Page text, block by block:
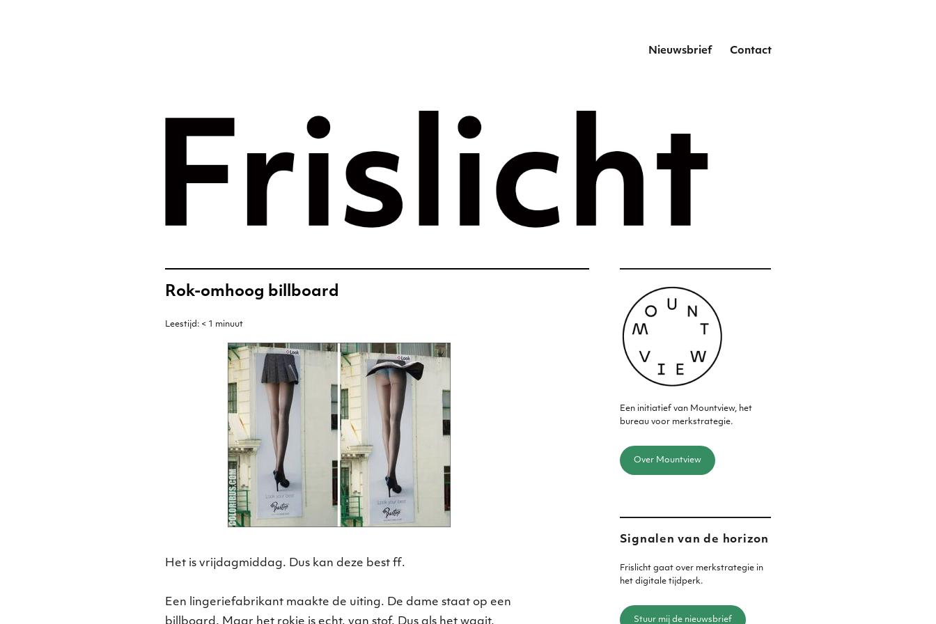
Merkstrategie voor het
Frislicht
Nieuwsbrief Contact
Rok-omhoog billboard
Leestijd: < 1 minuut
Het is vrijdagmiddag. Dus kan deze best ff.
Een lingeriefabrikant maakte de uiting. De dame staat op een
Een initiatief van Mountview, het
bureau voor merkstrategie.
Over Mountview
Signalen van de horizon
Frislicht gaat over merkstrategie in
het digitale tijdperk.
Stuur mij de nieuwsbrief